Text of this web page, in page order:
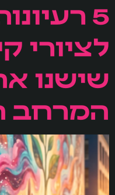
5
לציורי
שישנו
המרחב